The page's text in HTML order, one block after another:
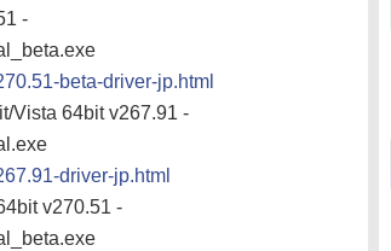
-
beta-driver-jp.html
Vista 64bit v267.91 -
driver-jp.html
v270.51 -